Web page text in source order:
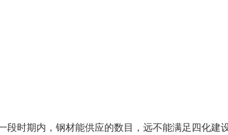
时期内，钢材能供应的数目，远不能满足四化建